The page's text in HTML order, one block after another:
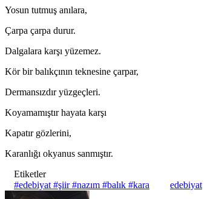
Yosun tutmuş anılara,
Çarpa çarpa durur.
Dalgalara karşı yüzemez.
Kör bir balıkçının teknesine çarpar,
Dermansızdır yüzgeçleri.
Koyamamıştır hayata karşı
Kapatır gözlerini,
Karanlığı okyanus sanmıştır.
Etiketler
#edebiyat #şiir #nazım #balık #kara
edebiyat